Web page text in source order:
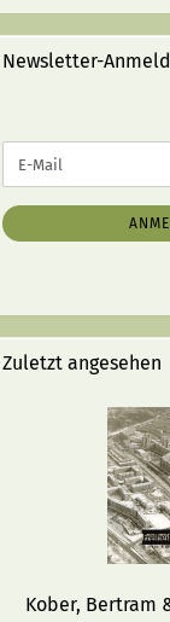
(MIT
STRICHEN):
Newsletter-
ZUR
ANMELDUNG
E-
Mail
Zuletzt angesehen
Kober, Bertram